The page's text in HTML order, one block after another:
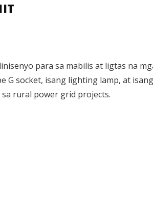
para sa mabilis at ligtas na
G socket, isang lighting lamp, at isang
rural power grid projects.